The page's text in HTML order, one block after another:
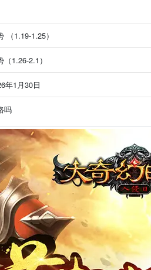
（1.19-1.25）
1.26-2.1）
年1月30日
吗